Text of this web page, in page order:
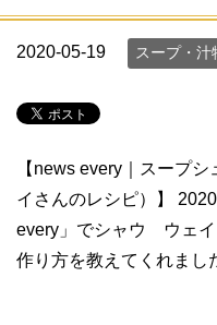
2020-05-19 スープ・汁
【news every｜スープ
イさんのレシピ）】
every」でシャウ ウェイ
作り方を教えてくれまし